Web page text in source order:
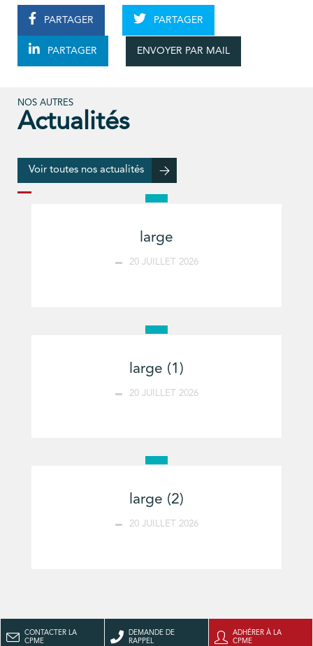
PARTAGER PARTAGER
PARTAGER ENVOYER PAR MAIL
NOS AUTRES
Actualités
Voir toutes nos actualités
large
20 JUILLET 2026
large (1)
20 JUILLET 2026
large (2)
20 JUILLET 2026
CONTACTER LA
CPME
DEMANDE DE
RAPPEL
ADHÉRER À LA
CPME